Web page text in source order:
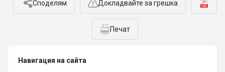
Споделям Докладвайте за грешка
Печат
Навигация на сайта